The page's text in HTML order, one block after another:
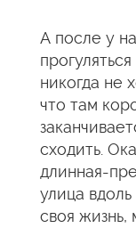
А после у
никогда не
что там
сходить.
длинная-
улица
своя жизнь,